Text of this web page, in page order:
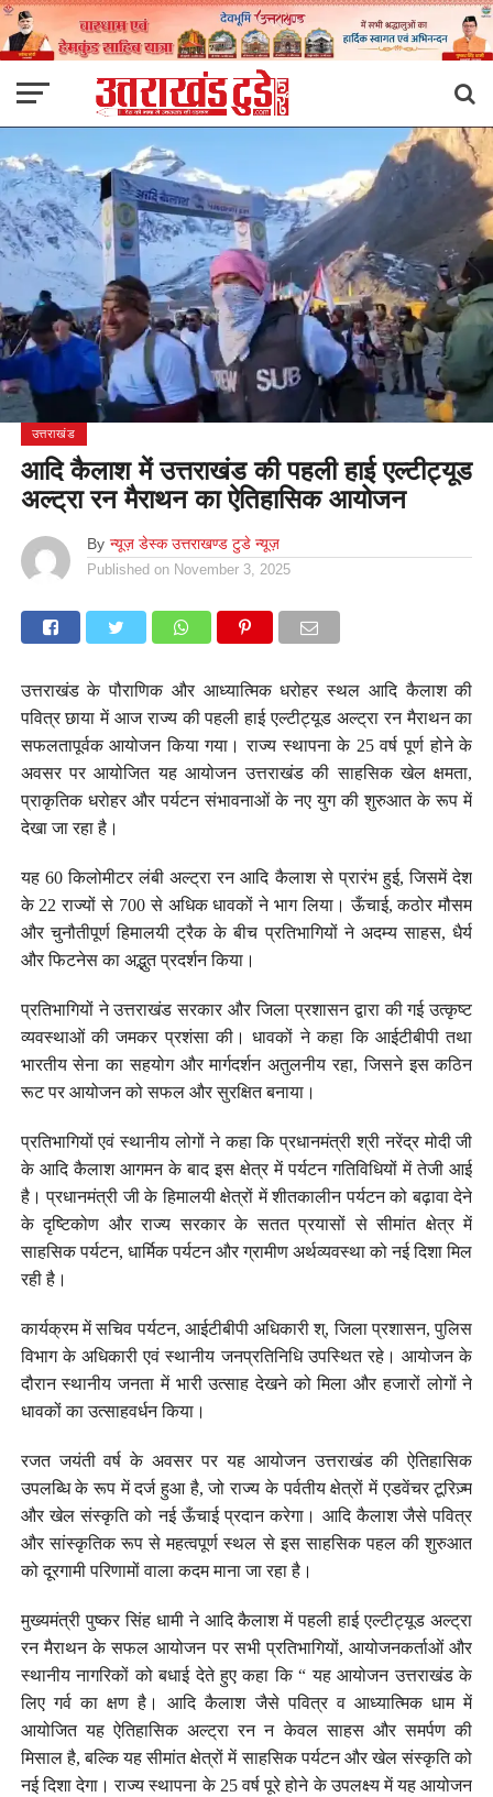
उत्तराखंड
आदि कैलाश में उत्तराखंड की पहली हाई एल्टीट्यूड
अल्ट्रा रन मैराथन का ऐतिहासिक आयोजन
By न्यूज़ डेस्क उत्तराखण्ड टुडे न्यूज़
Published on November 3, 2025
उत्तराखंड के पौराणिक और आध्यात्मिक धरोहर स्थल आदि कैलाश की
पवित्र छाया में आज राज्य की पहली हाई एल्टीट्यूड अल्ट्रा रन मैराथन का
सफलतापूर्वक आयोजन किया गया। राज्य स्थापना के 25 वर्ष पूर्ण होने के
अवसर पर आयोजित यह आयोजन उत्तराखंड की साहसिक खेल क्षमता,
प्राकृतिक धरोहर और पर्यटन संभावनाओं के नए युग की शुरुआत के रूप में
देखा जा रहा है।
यह 60 किलोमीटर लंबी अल्ट्रा रन आदि कैलाश से प्रारंभ हुई, जिसमें देश
के 22 राज्यों से 700 से अधिक धावकों ने भाग लिया। ऊँचाई, कठोर मौसम
और चुनौतीपूर्ण हिमालयी ट्रैक के बीच प्रतिभागियों ने अदम्य साहस, धैर्य
और फिटनेस का अद्भुत प्रदर्शन किया।
प्रतिभागियों ने उत्तराखंड सरकार और जिला प्रशासन द्वारा की गई उत्कृष्ट
व्यवस्थाओं की जमकर प्रशंसा की। धावकों ने कहा कि आईटीबीपी तथा
भारतीय सेना का सहयोग और मार्गदर्शन अतुलनीय रहा, जिसने इस कठिन
रूट पर आयोजन को सफल और सुरक्षित बनाया।
प्रतिभागियों एवं स्थानीय लोगों ने कहा कि प्रधानमंत्री श्री नरेंद्र मोदी जी
के आदि कैलाश आगमन के बाद इस क्षेत्र में पर्यटन गतिविधियों में तेजी आई
है। प्रधानमंत्री जी के हिमालयी क्षेत्रों में शीतकालीन पर्यटन को बढ़ावा देने
के दृष्टिकोण और राज्य सरकार के सतत प्रयासों से सीमांत क्षेत्र में
साहसिक पर्यटन, धार्मिक पर्यटन और ग्रामीण अर्थव्यवस्था को नई दिशा मिल
रही है।
कार्यक्रम में सचिव पर्यटन, आईटीबीपी अधिकारी श्, जिला प्रशासन, पुलिस
विभाग के अधिकारी एवं स्थानीय जनप्रतिनिधि उपस्थित रहे। आयोजन के
दौरान स्थानीय जनता में भारी उत्साह देखने को मिला और हजारों लोगों ने
धावकों का उत्साहवर्धन किया।
रजत जयंती वर्ष के अवसर पर यह आयोजन उत्तराखंड की ऐतिहासिक
उपलब्धि के रूप में दर्ज हुआ है, जो राज्य के पर्वतीय क्षेत्रों में एडवेंचर टूरिज़्म
और खेल संस्कृति को नई ऊँचाई प्रदान करेगा। आदि कैलाश जैसे पवित्र
और सांस्कृतिक रूप से महत्वपूर्ण स्थल से इस साहसिक पहल की शुरुआत
को दूरगामी परिणामों वाला कदम माना जा रहा है।
मुख्यमंत्री पुष्कर सिंह धामी ने आदि कैलाश में पहली हाई एल्टीट्यूड अल्ट्रा
रन मैराथन के सफल आयोजन पर सभी प्रतिभागियों, आयोजनकर्ताओं और
स्थानीय नागरिकों को बधाई देते हुए कहा कि “ यह आयोजन उत्तराखंड के
लिए गर्व का क्षण है। आदि कैलाश जैसे पवित्र व आध्यात्मिक धाम में
आयोजित यह ऐतिहासिक अल्ट्रा रन न केवल साहस और समर्पण की
मिसाल है, बल्कि यह सीमांत क्षेत्रों में साहसिक पर्यटन और खेल संस्कृति को
नई दिशा देगा। राज्य स्थापना के 25 वर्ष पूरे होने के उपलक्ष्य में यह आयोजन